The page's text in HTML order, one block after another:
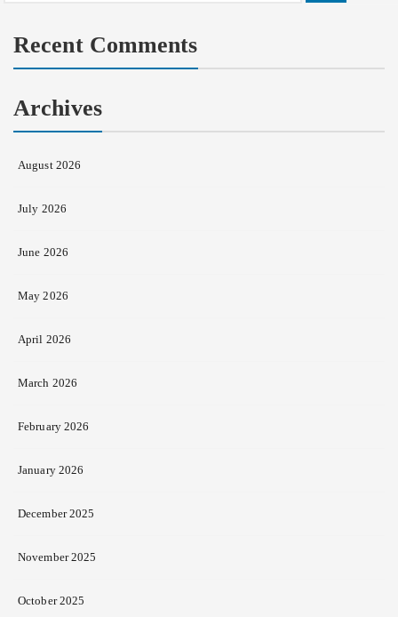
Recent Comments
Archives
August 2026
July 2026
June 2026
May 2026
April 2026
March 2026
February 2026
January 2026
December 2025
November 2025
October 2025